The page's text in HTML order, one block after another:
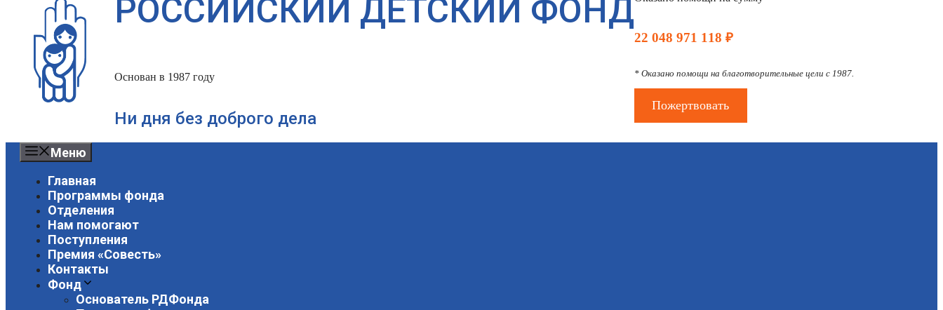
РОССИЙСКИЙ ДЕТСКИЙ ФОНД
Основан в 1987 году
Ни дня без доброго дела
22 048 971 118 ₽
* Оказано помощи на благотворительные цели с 1987.
Пожертвовать
Меню
Главная
Программы фонда
Отделения
Нам помогают
Поступления
Премия «Совесть»
Контакты
Фонд
Основатель РДФонда